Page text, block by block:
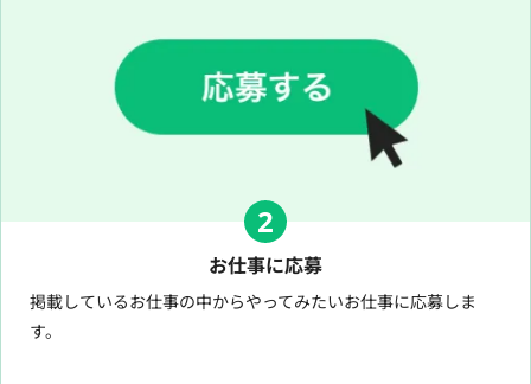
2
お仕事に応募
掲載しているお仕事の中からやってみたいお仕事に応募しま
す。